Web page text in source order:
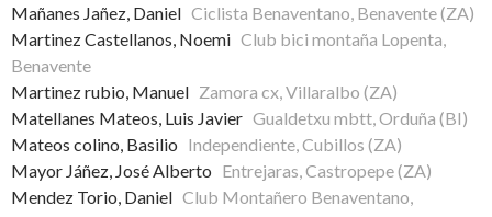
Mañanes Jañez, Daniel Ciclista Benaventano, Benavente (ZA)
Martinez Castellanos, Noemi Club bici montaña Lopenta,
Benavente
Martinez rubio, Manuel Zamora cx, Villaralbo (ZA)
Matellanes Mateos, Luis Javier Gualdetxu mbtt, Orduña (BI)
Mateos colino, Basilio Independiente, Cubillos (ZA)
Mayor Jáñez, José Alberto Entrejaras, Castropepe (ZA)
Mendez Torio, Daniel Club Montañero Benaventano,